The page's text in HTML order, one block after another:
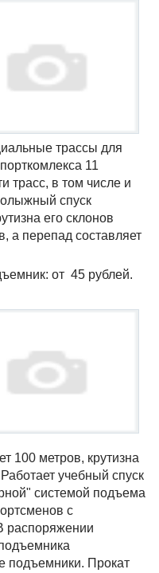
трассы для
11
трасс, в том числе и
спуск
его склонов
а перепад составляет
от 45 рублей.
100 метров, крутизна
учебный спуск
системой подъема
с
распоряжении
подъемники. Прокат